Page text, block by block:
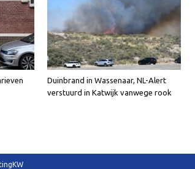
Duinbrand in Wassenaar, NL-Alert
verstuurd in Katwijk vanwege rook